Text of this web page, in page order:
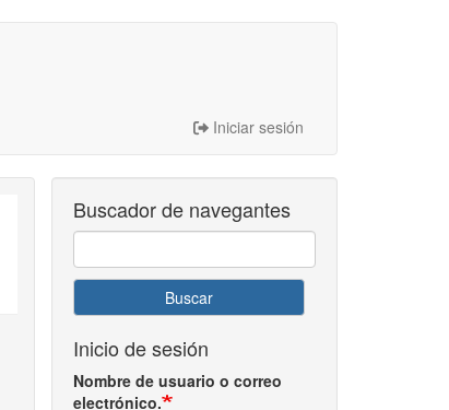
Iniciar sesión
Buscador de navegantes
Buscar
Inicio de sesión
Nombre de usuario o correo
electrónico.